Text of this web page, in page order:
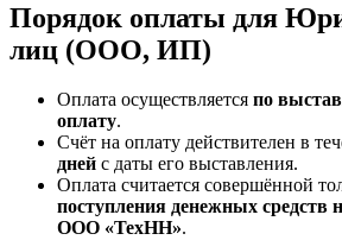
Порядок оплаты для
лиц (ООО, ИП)
Оплата осуществляется по
оплату.
Счёт на оплату действителен в
дней с даты его выставления.
Оплата считается совершённой
поступления денежных средств
ООО «ТехНН».